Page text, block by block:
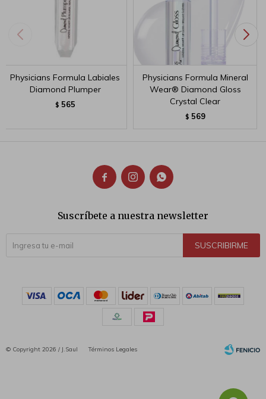
Physicians Formula Labiales
Diamond Plumper
$ 565
Physicians Formula Mineral
Wear® Diamond Gloss
Crystal Clear
$ 569
  
Suscríbete a nuestra newsletter
SUSCRIBIRME
© Copyright 2026 / J.Saul Términos Legales